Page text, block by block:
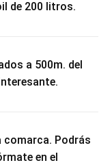
de 200 litros.
a 500m. del
comarca. Podrás
en el